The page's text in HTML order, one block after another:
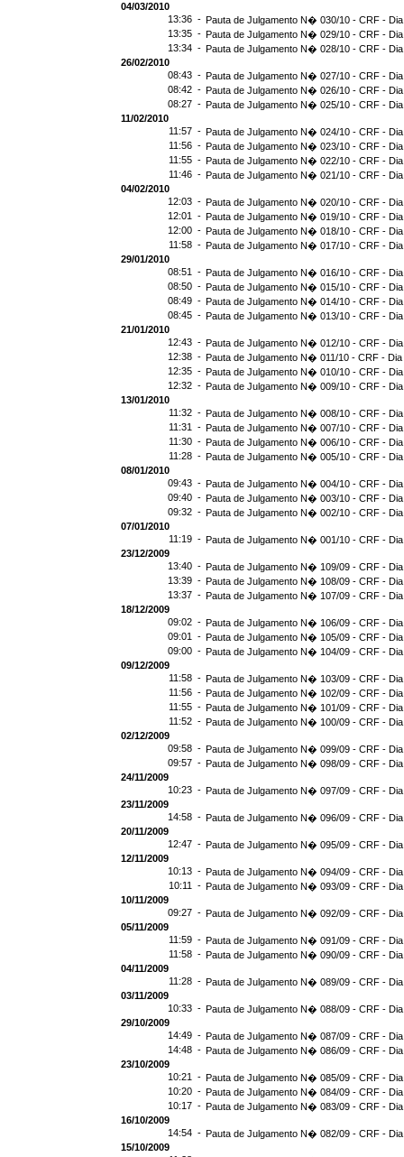
04/03/2010
13:36 - Pauta de Julgamento N� 030/10 - CRF - Dia
13:35 - Pauta de Julgamento N� 029/10 - CRF -
13:34 - Pauta de Julgamento N� 028/10 - CRF -
26/02/2010
08:43 - Pauta de Julgamento N� 027/10 - CRF -
08:42 - Pauta de Julgamento N� 026/10 - CRF -
08:27 - Pauta de Julgamento N� 025/10 - CRF -
11/02/2010
11:57 - Pauta de Julgamento N� 024/10 - CRF -
11:56 - Pauta de Julgamento N� 023/10 - CRF -
11:55 - Pauta de Julgamento N� 022/10 - CRF -
11:46 - Pauta de Julgamento N� 021/10 - CRF -
04/02/2010
12:03 - Pauta de Julgamento N� 020/10 - CRF - Dia
12:01 - Pauta de Julgamento N� 019/10 - CRF -
12:00 - Pauta de Julgamento N� 018/10 - CRF -
11:58 - Pauta de Julgamento N� 017/10 - CRF -
29/01/2010
08:51 - Pauta de Julgamento N� 016/10 - CRF -
08:50 - Pauta de Julgamento N� 015/10 - CRF -
08:49 - Pauta de Julgamento N� 014/10 - CRF -
08:45 - Pauta de Julgamento N� 013/10 - CRF -
21/01/2010
12:43 - Pauta de Julgamento N� 012/10 - CRF -
12:38 - Pauta de Julgamento N� 011/10 - CRF - Dia
12:35 - Pauta de Julgamento N� 010/10 - CRF -
12:32 - Pauta de Julgamento N� 009/10 - CRF -
13/01/2010
11:32 - Pauta de Julgamento N� 008/10 - CRF -
11:31 - Pauta de Julgamento N� 007/10 - CRF -
11:30 - Pauta de Julgamento N� 006/10 - CRF -
11:28 - Pauta de Julgamento N� 005/10 - CRF -
08/01/2010
09:43 - Pauta de Julgamento N� 004/10 - CRF -
09:40 - Pauta de Julgamento N� 003/10 - CRF -
09:32 - Pauta de Julgamento N� 002/10 - CRF -
07/01/2010
11:19 - Pauta de Julgamento N� 001/10 - CRF - Dia
23/12/2009
13:40 - Pauta de Julgamento N� 109/09 - CRF -
13:39 - Pauta de Julgamento N� 108/09 - CRF -
13:37 - Pauta de Julgamento N� 107/09 - CRF -
18/12/2009
09:02 - Pauta de Julgamento N� 106/09 - CRF -
09:01 - Pauta de Julgamento N� 105/09 - CRF -
09:00 - Pauta de Julgamento N� 104/09 - CRF -
09/12/2009
11:58 - Pauta de Julgamento N� 103/09 - CRF -
11:56 - Pauta de Julgamento N� 102/09 - CRF -
11:55 - Pauta de Julgamento N� 101/09 - CRF -
11:52 - Pauta de Julgamento N� 100/09 - CRF -
02/12/2009
09:58 - Pauta de Julgamento N� 099/09 - CRF - Dia
09:57 - Pauta de Julgamento N� 098/09 - CRF -
24/11/2009
10:23 - Pauta de Julgamento N� 097/09 - CRF - Dia
23/11/2009
14:58 - Pauta de Julgamento N� 096/09 - CRF - Dia
20/11/2009
12:47 - Pauta de Julgamento N� 095/09 - CRF - Dia
12/11/2009
10:13 - Pauta de Julgamento N� 094/09 - CRF - Dia
10:11 - Pauta de Julgamento N� 093/09 - CRF - Dia
10/11/2009
09:27 - Pauta de Julgamento N� 092/09 - CRF - Dia
05/11/2009
11:59 - Pauta de Julgamento N� 091/09 - CRF - Dia
11:58 - Pauta de Julgamento N� 090/09 - CRF - Dia
04/11/2009
11:28 - Pauta de Julgamento N� 089/09 - CRF - Dia
03/11/2009
10:33 - Pauta de Julgamento N� 088/09 - CRF - Dia
29/10/2009
14:49 - Pauta de Julgamento N� 087/09 - CRF - Dia
14:48 - Pauta de Julgamento N� 086/09 - CRF - Dia
23/10/2009
10:21 - Pauta de Julgamento N� 085/09 - CRF -
10:20 - Pauta de Julgamento N� 084/09 - CRF -
10:17 - Pauta de Julgamento N� 083/09 - CRF -
16/10/2009
14:54 - Pauta de Julgamento N� 082/09 - CRF -
15/10/2009